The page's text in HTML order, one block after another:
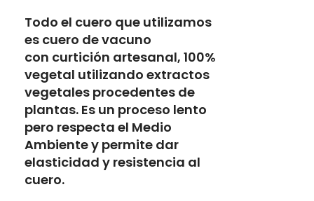
Todo el cuero que utilizamos
es cuero de vacuno
con curtición artesanal, 100%
vegetal utilizando extractos
vegetales procedentes de
plantas. Es un proceso lento
pero respecta el Medio
Ambiente y permite dar
elasticidad y resistencia al
cuero.